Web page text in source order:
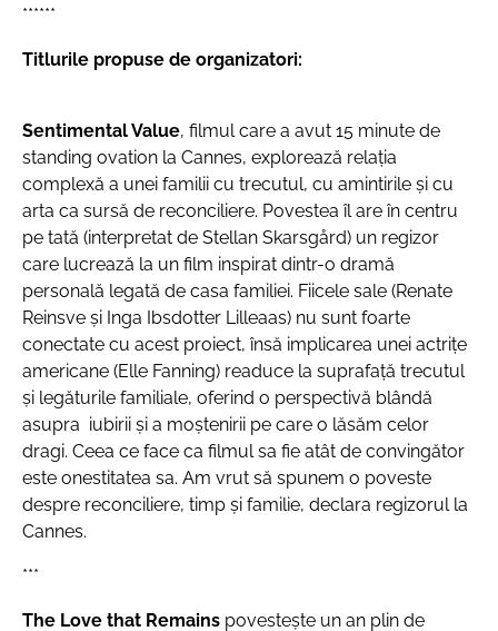
******
Titlurile propuse de organizatori:
Sentimental Value, filmul care a avut 15 minute de
standing ovation la Cannes, explorează relația
complexă a unei familii cu trecutul, cu amintirile și cu
arta ca sursă de reconciliere. Povestea îl are în centru
pe tată (interpretat de Stellan Skarsgård) un regizor
care lucrează la un film inspirat dintr-o dramă
personală legată de casa familiei. Fiicele sale (Renate
Reinsve și Inga Ibsdotter Lilleaas) nu sunt foarte
conectate cu acest proiect, însă implicarea unei actrițe
americane (Elle Fanning) readuce la suprafață trecutul
și legăturile familiale, oferind o perspectivă blândă
asupra iubirii și a moștenirii pe care o lăsăm celor
dragi. Ceea ce face ca filmul sa fie atât de convingător
este onestitatea sa. Am vrut să spunem o poveste
despre reconciliere, timp și familie, declara regizorul la
Cannes.
***
The Love that Remains povestește un an plin de